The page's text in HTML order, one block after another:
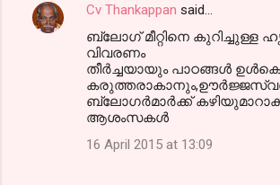
C
Cv Thankappan said…
ബ്ലോഗ് മീറ്റിനെ
വിവരണം
തീര്‍ച്ചയായും പാഠങ്ങള്‍
ബ്ലോഗര്‍മാര്‍ക്ക്
ആശംസകള്‍
16 April 2015 at 13:09